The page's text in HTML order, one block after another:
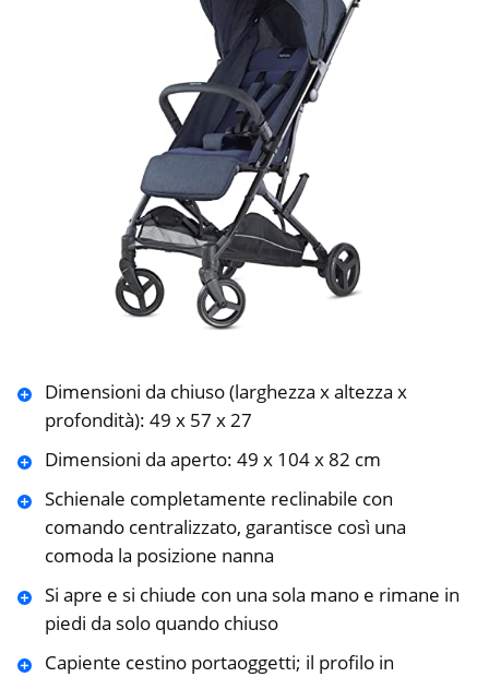
Dimensioni da chiuso (larghezza x altezza x
profondità): 49 x 57 x 27
Dimensioni da aperto: 49 x 104 x 82 cm
Schienale completamente reclinabile con
comando centralizzato, garantisce così una
comoda la posizione nanna
Si apre e si chiude con una sola mano e rimane in
piedi da solo quando chiuso
Capiente cestino portaoggetti; il profilo in